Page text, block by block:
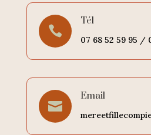

Tél
07 68 52 59 95 /

Email